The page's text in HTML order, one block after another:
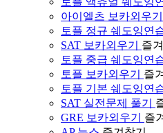
아이엘츠 보카외우기
토플 정규 쉐도잉연
SAT 보카외우기
즐
토플 중급 쉐도잉연
토플 보카외우기
즐
토플 기본 쉐도잉연
SAT 실전문제 풀기
GRE 보카외우기
즐